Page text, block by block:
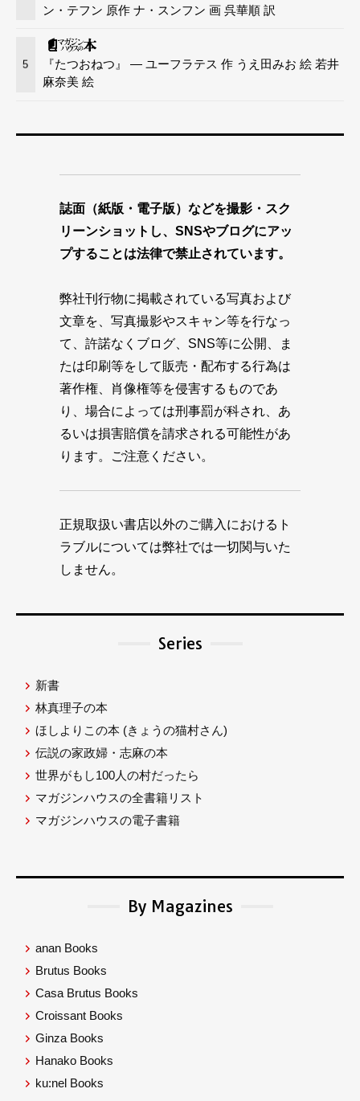
ン・テフン 原作 ナ・スンフン 画 呉華順 訳
5
『たつおねつ』 — ユーフラテス 作 うえ田みお 絵 若井
麻奈美 絵
誌面（紙版・電子版）などを撮影・スク
リーンショットし、SNSやブログにアッ
プすることは法律で禁止されています。
弊社刊行物に掲載されている写真および
文章を、写真撮影やスキャン等を行なっ
て、許諾なくブログ、SNS等に公開、ま
たは印刷等をして販売・配布する行為は
著作権、肖像権等を侵害するものであ
り、場合によっては刑事罰が科され、あ
るいは損害賠償を請求される可能性があ
ります。ご注意ください。
正規取扱い書店以外のご購入におけるト
ラブルについては弊社では一切関与いた
しません。
Series
新書
林真理子の本
ほしよりこの本 (きょうの猫村さん)
伝説の家政婦・志麻の本
世界がもし100人の村だったら
マガジンハウスの全書籍リスト
マガジンハウスの電子書籍
By Magazines
anan Books
Brutus Books
Casa Brutus Books
Croissant Books
Ginza Books
Hanako Books
ku:nel Books